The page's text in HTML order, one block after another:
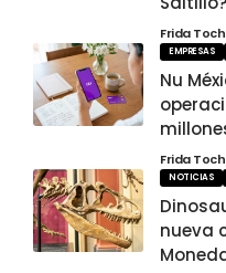
Frida
EMPRESAS
Nu
Frida
NOTICIAS
nueva